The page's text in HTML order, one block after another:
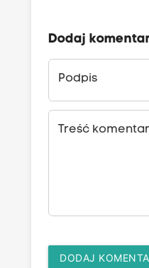
Dodaj
Podpis
Treść
DODAJ